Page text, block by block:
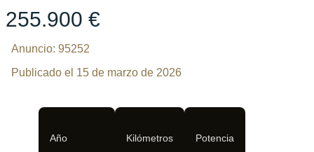
255.900 €
Anuncio: 95252
Publicado el 15 de marzo de 2026
Año Kilómetros Potencia